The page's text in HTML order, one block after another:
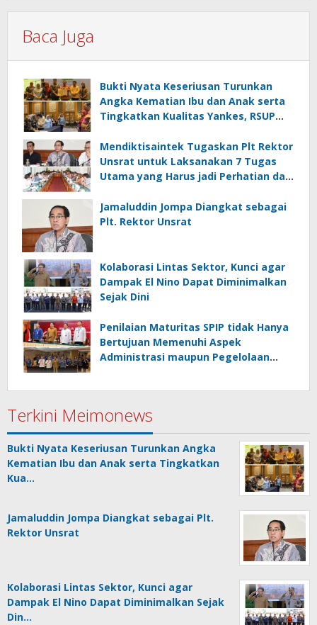
Baca Juga
Bukti Nyata Keseriusan Turunkan
Angka Kematian Ibu dan Anak serta
Tingkatkan Kualitas Yankes, RSUP
Nasional
Mendiktisaintek Tugaskan Plt Rektor
Unsrat untuk Laksanakan 7 Tugas
Utama yang Harus jadi Perhatian dan
Jamaluddin Jompa Diangkat sebagai
Plt. Rektor Unsrat
Kolaborasi Lintas Sektor, Kunci agar
Dampak El Nino Dapat Diminimalkan
Sejak Dini
Penilaian Maturitas SPIP tidak Hanya
Bertujuan Memenuhi Aspek
Administrasi maupun Pegelolaan
Terkini Meimonews
Bukti Nyata Keseriusan Turunkan Angka
Kematian Ibu dan Anak serta Tingkatkan
Kua…
Jamaluddin Jompa Diangkat sebagai Plt.
Rektor Unsrat
Kolaborasi Lintas Sektor, Kunci agar
Dampak El Nino Dapat Diminimalkan Sejak
Din…